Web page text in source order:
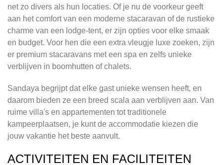
net zo divers als hun locaties. Of je nu de voorkeur geeft
aan het comfort van een moderne stacaravan of de rustieke
charme van een lodge-tent, er zijn opties voor elke smaak
en budget. Voor hen die een extra vleugje luxe zoeken, zijn
er premium stacaravans met een spa en zelfs unieke
verblijven in boomhutten of chalets.
Sandaya begrijpt dat elke gast unieke wensen heeft, en
daarom bieden ze een breed scala aan verblijven aan. Van
ruime villa's en appartementen tot traditionele
kampeerplaatsen, je kunt de accommodatie kiezen die
jouw vakantie het beste aanvult.
ACTIVITEITEN EN FACILITEITEN